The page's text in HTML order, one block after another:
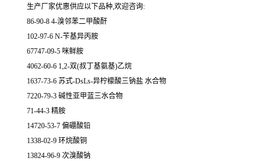
生产厂家优惠供应以下品种,欢迎咨询:
86-90-8 4-溴邻苯二甲酸酐
102-97-6 N-苄基异丙胺
67747-09-5 咪鲜胺
4062-60-6 1,2-双(叔丁基氨基)乙烷
1637-73-6 苏式-DsLs-异柠檬酸三钠盐 水合物
7220-79-3 碱性亚甲蓝三水合物
71-44-3 精胺
14720-53-7 偏硼酸铅
1338-02-9 环烷酸铜
13824-96-9 次溴酸钠